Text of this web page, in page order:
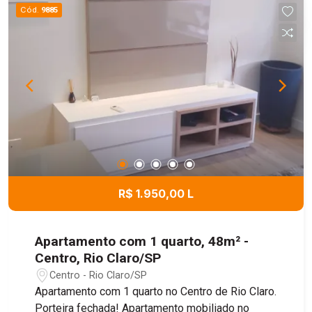
Cód. 9885
R$ 1.950,00 L
Apartamento com 1 quarto, 48m² -
Centro, Rio Claro/SP
Centro - Rio Claro/SP
Apartamento com 1 quarto no Centro de Rio Claro.
Porteira fechada! Apartamento mobiliado no